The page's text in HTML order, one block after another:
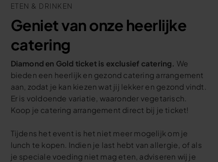
ETEN & DRINKEN
Geniet van onze heerlijke
catering
Diamond en Gold ticket is exclusief catering. We
bieden een heerlijk en gezond catering arrangement
aan, zodat je kan kiezen wat jij lekker en gezond vindt.
Er is voldoende variatie, waaronder vegetarisch.
Koop je catering arrangement direct bij je ticket!
Tijdens het event is het niet meer mogelijk om je
lunch te kopen. Indien je last hebt van allergie, of als
je speciale voeding niet mag eten, adviseren wij je